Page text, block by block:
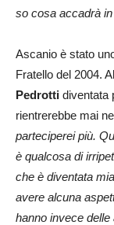
so cosa accadrà in
Ascanio è stato
Fratello del 2004.
Pedrotti diventata
rientrerebbe mai
parteciperei più.
è qualcosa di
che è diventata
avere alcuna
hanno invece